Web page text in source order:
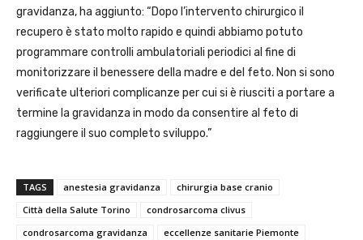
gravidanza, ha aggiunto: “Dopo l’intervento chirurgico il
recupero è stato molto rapido e quindi abbiamo potuto
programmare controlli ambulatoriali periodici al fine di
monitorizzare il benessere della madre e del feto. Non si sono
verificate ulteriori complicanze per cui si è riusciti a portare a
termine la gravidanza in modo da consentire al feto di
raggiungere il suo completo sviluppo.”
TAGS anestesia gravidanza
chirurgia base cranio
Città della Salute Torino
condrosarcoma clivus
condrosarcoma gravidanza
eccellenze sanitarie Piemonte